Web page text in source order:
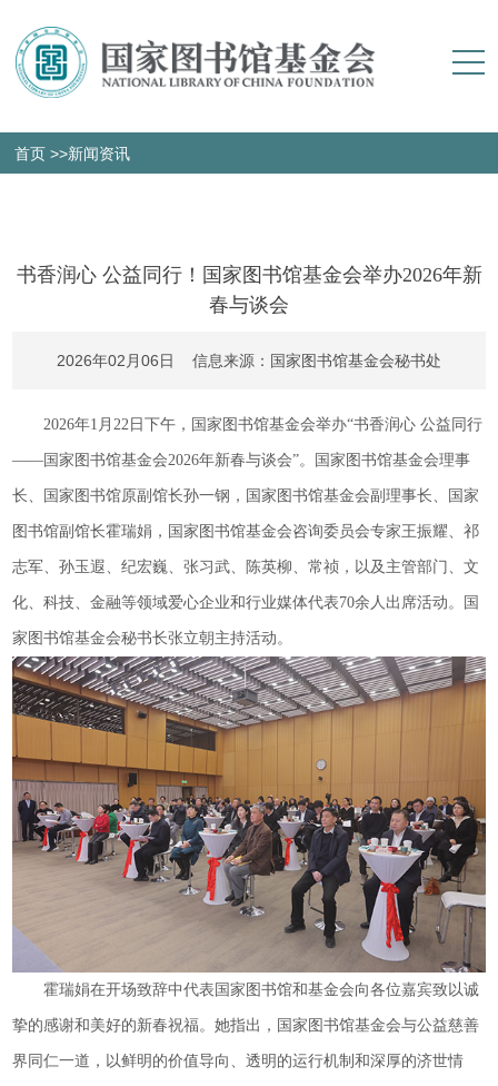
首页 >>新闻资讯
书香润心 公益同行！国家图书馆基金会举办2026年新
春与谈会
2026年02月06日 信息来源：国家图书馆基金会秘书处
2026年1月22日下午，国家图书馆基金会举办“书香润心 公益同行
——国家图书馆基金会2026年新春与谈会”。国家图书馆基金会理事
长、国家图书馆原副馆长孙一钢，国家图书馆基金会副理事长、国家
图书馆副馆长霍瑞娟，国家图书馆基金会咨询委员会专家王振耀、祁
志军、孙玉遐、纪宏巍、张习武、陈英柳、常祯，以及主管部门、文
化、科技、金融等领域爱心企业和行业媒体代表70余人出席活动。国
家图书馆基金会秘书长张立朝主持活动。
霍瑞娟在开场致辞中代表国家图书馆和基金会向各位嘉宾致以诚
挚的感谢和美好的新春祝福。她指出，国家图书馆基金会与公益慈善
界同仁一道，以鲜明的价值导向、透明的运行机制和深厚的济世情